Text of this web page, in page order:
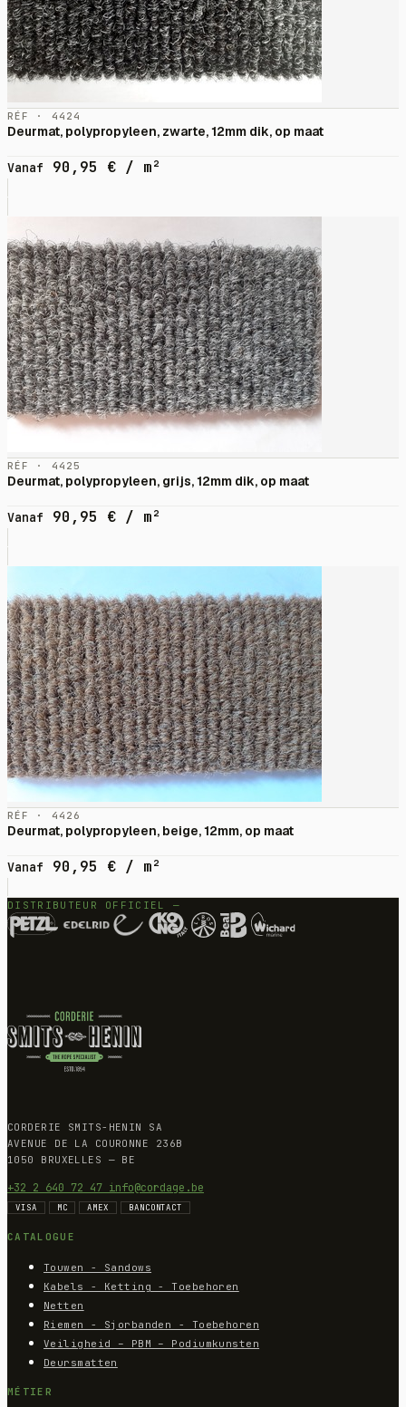
RÉF · 4424
Deurmat, polypropyleen, zwarte, 12mm dik, op maat
Vanaf 90,95 € / m²
RÉF · 4425
Deurmat, polypropyleen, grijs, 12mm dik, op maat
Vanaf 90,95 € / m²
RÉF · 4426
Deurmat, polypropyleen, beige, 12mm, op maat
Vanaf 90,95 € / m²
DISTRIBUTEUR OFFICIEL —
CORDERIE SMITS-HENIN SA
AVENUE DE LA COURONNE 236B
1050 BRUXELLES — BE
+32 2 640 72 47 info@cordage.be
VISA MC AMEX BANCONTACT
CATALOGUE
Touwen - Sandows
Kabels - Ketting - Toebehoren
Netten
Riemen - Sjorbanden - Toebehoren
Veiligheid – PBM – Podiumkunsten
Deursmatten
MÉTIER